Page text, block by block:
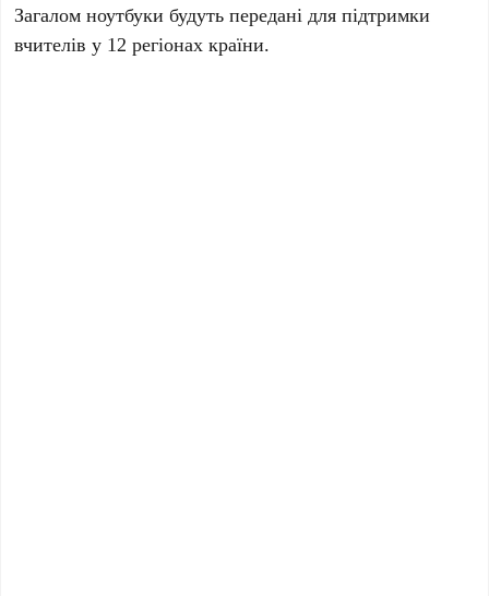
Загалом ноутбуки будуть передані для підтримки
вчителів у 12 регіонах країни.